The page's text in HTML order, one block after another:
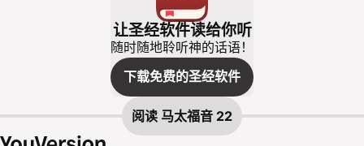
让圣经软件读给你听
随时随地聆听神的话语！
下载免费的圣经软件
阅读 马太福音 22